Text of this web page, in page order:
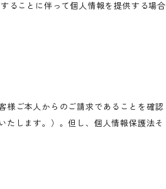
ることに伴って個人情報を提供する場合
様ご本人からのご請求であることを確認
たします。）。但し、個人情報保護法そ